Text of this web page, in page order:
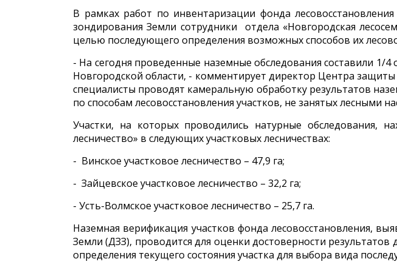
В рамках работ по инвентаризации фонда
зондирования Земли сотрудники отдела «Новгородская
целью последующего определения возможных способов их
- На сегодня проведенные наземные обследования составили
Новгородской области, - комментирует директор Центра
специалисты проводят камеральную обработку результатов
по способам лесовосстановления участков, не занятых лесными
Участки, на которых проводились натурные обследования,
лесничество» в следующих участковых лесничествах:
- Винское участковое лесничество – 47,9 га;
- Зайцевское участковое лесничество – 32,2 га;
- Усть-Волмское участковое лесничество – 25,7 га.
Наземная верификация участков фонда лесовосстановления,
Земли (ДЗЗ), проводится для оценки достоверности
определения текущего состояния участка для выбора вида